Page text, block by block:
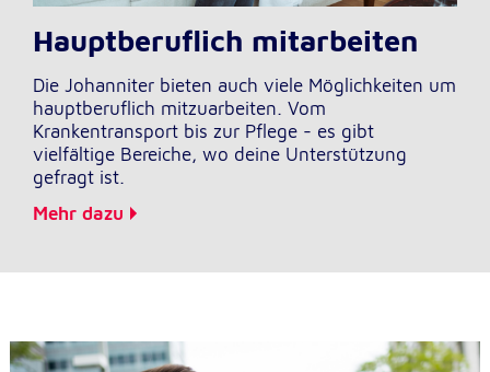
Hauptberuflich mitarbeiten
Die Johanniter bieten auch viele Möglichkeiten um
hauptberuflich mitzuarbeiten. Vom
Krankentransport bis zur Pflege - es gibt
vielfältige Bereiche, wo deine Unterstützung
gefragt ist.
Mehr dazu